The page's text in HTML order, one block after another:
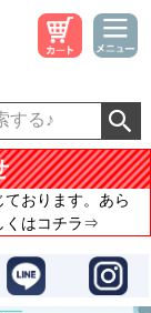
おります。あら
くはコチラ⇒